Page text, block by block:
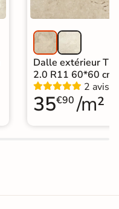
Dalle extérieur
2.0 R11 60*60 cm
2 avis
35€90 /m²